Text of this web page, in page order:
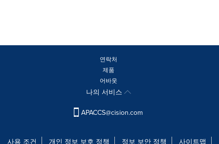
연락처
제품
어바웃
나의 서비스
APACCS@cision.com
사용 조건 개인 정보 보호 정책 정보 보안 정책 사이트맵